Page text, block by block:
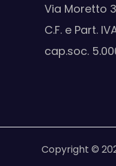
Via Moretto
C.F. e Part.
cap.soc.
Copyright ©